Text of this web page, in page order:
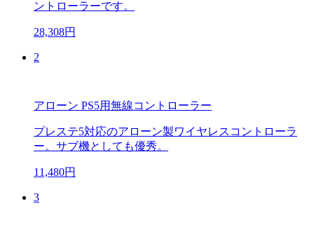
ントローラーです。
28,308円
2
アローン PS5用無線コントローラー
プレステ5対応のアローン製ワイヤレスコントローラ
ー。サブ機としても優秀。
11,480円
3